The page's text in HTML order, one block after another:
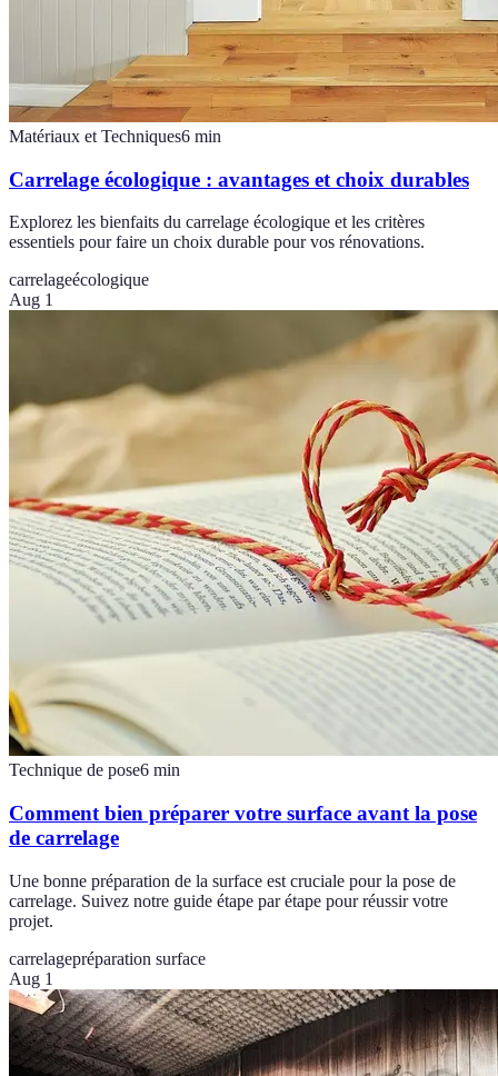
Matériaux et Techniques6 min
Carrelage écologique : avantages et choix durables
Explorez les bienfaits du carrelage écologique et les critères
essentiels pour faire un choix durable pour vos rénovations.
carrelageécologique
Aug 1
Technique de pose6 min
Comment bien préparer votre surface avant la pose
de carrelage
Une bonne préparation de la surface est cruciale pour la pose de
carrelage. Suivez notre guide étape par étape pour réussir votre
projet.
carrelagepréparation surface
Aug 1